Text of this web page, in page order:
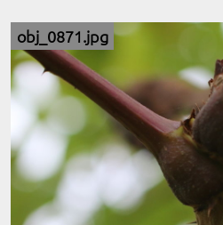
obj_0871.jpg